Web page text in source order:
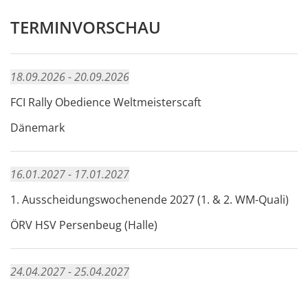
TERMINVORSCHAU
18.09.2026 - 20.09.2026
FCI Rally Obedience Weltmeisterscaft
Dänemark
16.01.2027 - 17.01.2027
1. Ausscheidungswochenende 2027 (1. & 2. WM-Quali)
ÖRV HSV Persenbeug (Halle)
24.04.2027 - 25.04.2027